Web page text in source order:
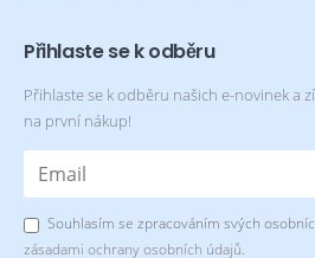
Přihlaste se k odběru
Přihlaste se k odběru našich e-novinek a
na první nákup!
Souhlasím se zpracováním svých
zásadami ochrany osobních údajů.